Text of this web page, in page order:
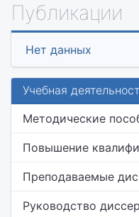
Публикации
Нет данных
Учебная
Методические
Повышение
Преподаваемые
Руководство